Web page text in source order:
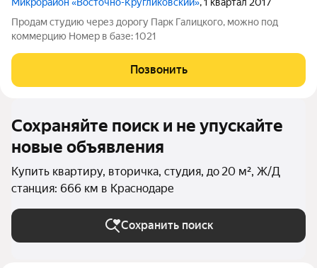
Продам студию через дорогу Парк Галицкого, можно под
коммерцию Номер в базе: 1021
Позвонить
Сохраняйте поиск и не упускайте
новые объявления
Купить квартиру, вторичка, студия, до 20 м², Ж/Д
станция: 666 км в Краснодаре
Сохранить поиск